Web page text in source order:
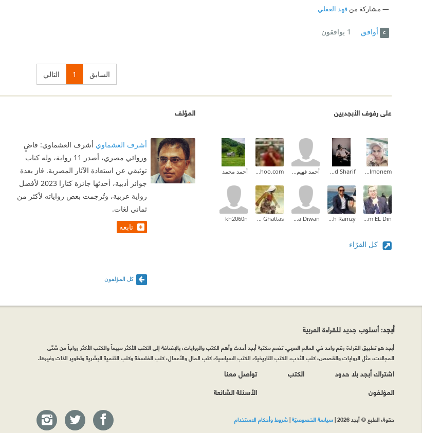
مشاركة منفهد العقلي
أوافق 1 يوافقون
السابق 1 التالي
على رفوف الأبجديين
Waled Abd Elmonem
Mohamed Khaled Sharif أحمد فهيم القاضى mohamedabdallah83@yahoo.com أحمد محمد
Ahmed Essam EL Din
Mina Mamdouh Ramzy
Maha Diwan
Hala Ghattas
kh2060n
كل القرّاء
المؤلف
أشرف العشماوي أشرف العشماوي: قاضٍ
وروائي مصري، أصدر 11 رواية، وله كتاب
توثيقي عن استعادة الآثار المصرية. فاز بعدة
جوائز أدبية، أحدثها جائزة كتارا 2023 لأفضل
رواية عربية، وتُرجمت بعض رواياته لأكثر من
ثماني لغات.
تابعه
كل المؤلفون
أبجد: أسلوب جديد للقراءة العربية
أبجد هو تطبيق القراءة رقم واحد في العالم العربي. تضم مكتبة أبجد أحدث وأهم الكتب والروايات، بالإضافة إلى الكتب الأكثر مبيعاً والكتب الأكثر رواجاً من شتّى
المجالات، مثل الروايات والقصص، كتب الأدب، الكتب التاريخية، الكتب السياسية، كتب المال والأعمال، كتب الفلسفة وكتب التنمية البشرية وتطوير الذات وغيرها.
اشتراك أبجد بلا حدود
المؤلفون
الكتب
تواصل معنا
الأسئلة الشائعة
حقوق الطبع © أبجد 2026 |سياسة الخصوصيّة|شروط وأحكام الاستخدام